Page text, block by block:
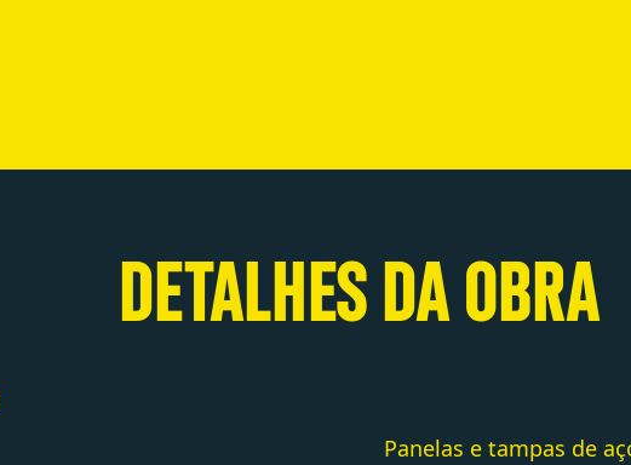
DETALHES DA OBRA
Panelas e tampas de